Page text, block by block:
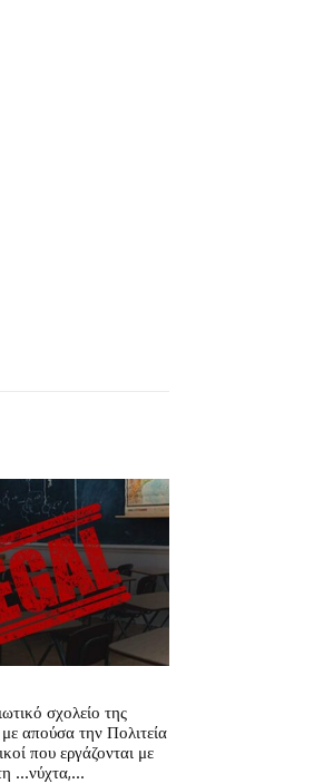
σχολείο της
απούσα την Πολιτεία
που εργάζονται με
…νύχτα,...